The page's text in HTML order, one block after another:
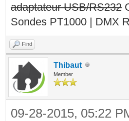
adaptateur USB/RS232
Sondes PT1000 | DMX
Find
Thibaut
Member
09-28-2015, 05:22